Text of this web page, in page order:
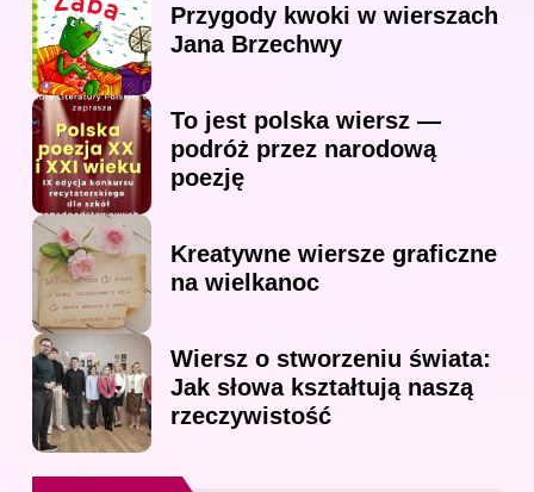
Przygody kwoki w wierszach
Jana Brzechwy
To jest polska wiersz —
podróż przez narodową
poezję
Kreatywne wiersze graficzne
na wielkanoc
Wiersz o stworzeniu świata:
Jak słowa kształtują naszą
rzeczywistość